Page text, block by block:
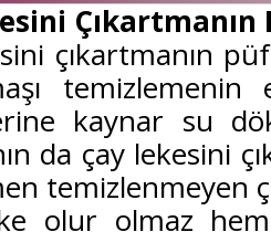
Çıkartmanın
çıkartmanın
kaynar su
da çay lekesini
temizlenmeyen
olur olmaz